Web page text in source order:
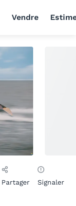
Vendre
Partager Signaler